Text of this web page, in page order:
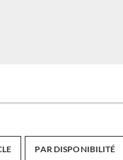
PAR DISPONIBILITÉ